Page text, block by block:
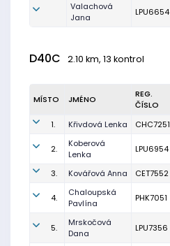
Valachová
Jana
LPU6654
D40C 2.10 km, 13 kontrol
MÍSTO JMÉNO
REG.
ČÍSLO
1. Křivdová Lenka CHC7251
2.
Koberová
Lenka
LPU6954
3. Kovářová Anna CET7552
4.
Chaloupská
Pavlína
PHK7051
5.
Mrskočová
Dana
LPU7356